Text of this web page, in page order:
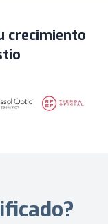
crecimiento